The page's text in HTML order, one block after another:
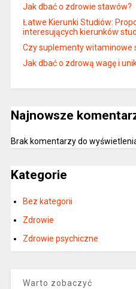
Jak dbać o zdrowie stawów?
Łatwe Kierunki Studiów:
interesujących kierunków
Czy suplementy witaminowe
Jak dbać o zdrową wagę i
Najnowsze
Brak komentarzy do
Kategorie
Bez kategorii
Zdrowie
Zdrowie psychiczne
Warto zobaczyć